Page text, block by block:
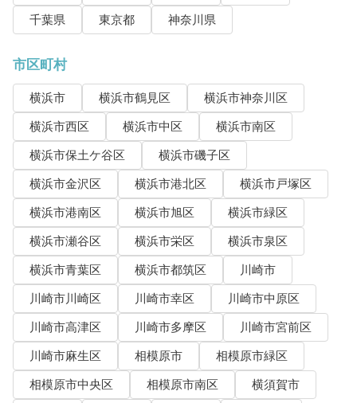
千葉県
東京都 神奈川県
市区町村
横浜市 横浜市鶴見区
横浜市神奈川区
横浜市西区
横浜市中区
横浜市南区
横浜市保土ケ谷区
横浜市磯子区
横浜市金沢区
横浜市港北区
横浜市戸塚区
横浜市港南区
横浜市旭区
横浜市緑区
横浜市瀬谷区
横浜市栄区
横浜市泉区
横浜市青葉区
横浜市都筑区
川崎市
川崎市川崎区
川崎市幸区
川崎市中原区
川崎市高津区
川崎市多摩区
川崎市宮前区
川崎市麻生区
相模原市
相模原市緑区
相模原市中央区
相模原市南区
横須賀市